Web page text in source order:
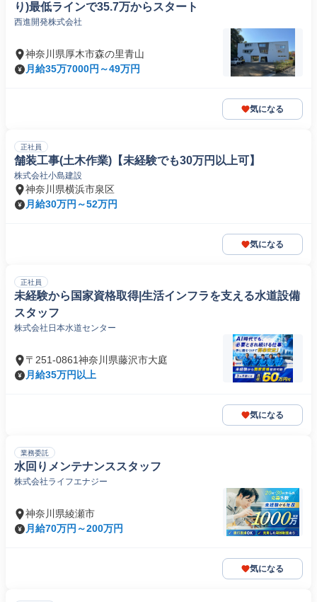
り)最低ラインで35.7万からスタート
西進開発株式会社
神奈川県厚木市森の里青山
月給35万7000円～49万円
気になる
正社員
舗装工事(土木作業)【未経験でも30万円以上可】
株式会社小島建設
神奈川県横浜市泉区
月給30万円～52万円
気になる
正社員
未経験から国家資格取得|生活インフラを支える水道設備
スタッフ
株式会社日本水道センター
〒251-0861神奈川県藤沢市大庭
月給35万円以上
気になる
業務委託
水回りメンテナンススタッフ
株式会社ライフエナジー
神奈川県綾瀬市
月給70万円～200万円
気になる